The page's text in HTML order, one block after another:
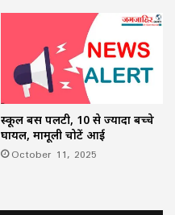
स्कूल बस पलटी, 10 से ज्यादा बच्चे
घायल, मामूली चोटें आई
October 11, 2025